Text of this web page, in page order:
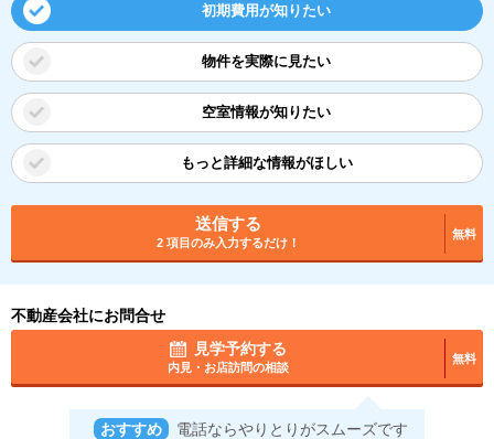
初期費用が知りたい
物件を実際に見たい
空室情報が知りたい
もっと詳細な情報がほしい
送信する
2 項目のみ入力するだけ！
無料
不動産会社にお問合せ
見学予約する
内見・お店訪問の相談
無料
おすすめ 電話ならやりとりがスムーズです